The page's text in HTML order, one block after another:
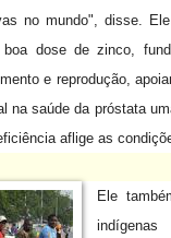
no mundo", disse.
dose de zinco,
e reprodução,
na saúde da próstata
aflige as
Ele